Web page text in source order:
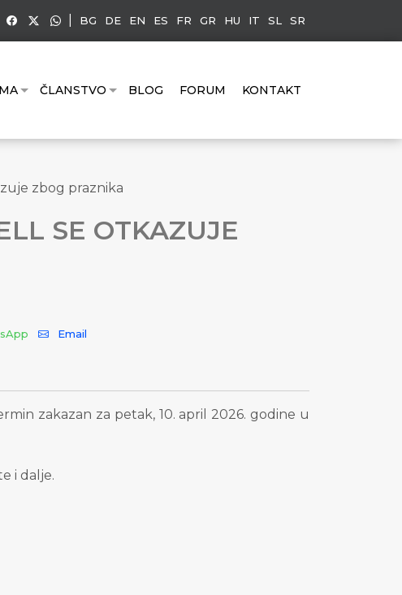
BG DE EN ES FR GR HU IT SL SR
ČLANSTVO BLOG FORUM KONTAKT
zbog praznika
SE OTKAZUJE
Email
zakazan za petak, 10. april 2026. godine u
i dalje.